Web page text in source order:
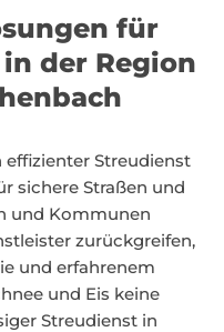
für
der Region
Streudienst
sichere Straßen und
und Kommunen
zurückgreifen,
und erfahrenem
und Eis keine
Streudienst in